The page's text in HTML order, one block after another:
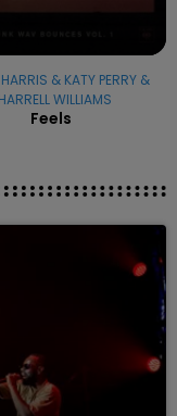
& KATY PERRY &
WILLIAMS
Feels